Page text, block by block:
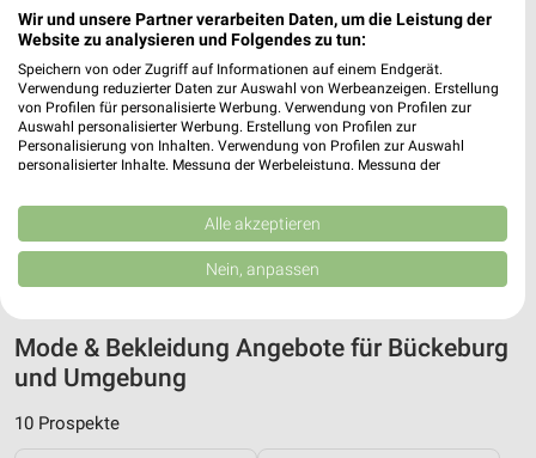
Adresse, Öffnungszeiten und Route für die
Takko Fashion Filiale in Bückeburg
Egal ob Adresse, Öffnungszeiten oder Route, hier findest Du
Angebote kannst Du Dir in den neuesten Prospekten
anschauen. Wenn Du ein schönes Schnäppchen gefunden hast,
kannst Du über die Routen-Funktion den schnellsten Weg zu
Deiner Lieblings-Filiale von Takko finden.
Mode & Bekleidung Angebote für Bückeburg
und Umgebung
10 Prospekte
Wir und unsere Partner verarbeiten Daten, um die Leistung der
Website zu analysieren und Folgendes zu tun:
Speichern von oder Zugriff auf Informationen auf einem Endgerät.
Verwendung reduzierter Daten zur Auswahl von Werbeanzeigen. Erstellung
von Profilen für personalisierte Werbung. Verwendung von Profilen zur
Auswahl personalisierter Werbung. Erstellung von Profilen zur
Personalisierung von Inhalten. Verwendung von Profilen zur Auswahl
personalisierter Inhalte. Messung der Werbeleistung. Messung der
Kombinationen von Daten aus verschiedenen Quellen. Entwicklung und
Verbesserung der Angebote. Verwendung reduzierter Daten zur Auswahl
von Inhalten.
Daten können außerhalb der Europäischen Union weitergegeben und in die
Website/App.
Partnerliste anzeigen (1 IAB-Anbieter)
Wir nutzen Ihre Daten für folgende Zwecke:
IAB-Verarbeitungszwecke:
Alle akzeptieren
Nein, anpassen